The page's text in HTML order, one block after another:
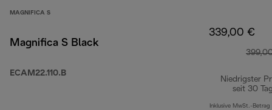
MAGNIFICA S
Magnifica S Black
ECAM22.110.B
339,00 €
Niedrigster
seit 30
Inklusive MwSt.-Betrag